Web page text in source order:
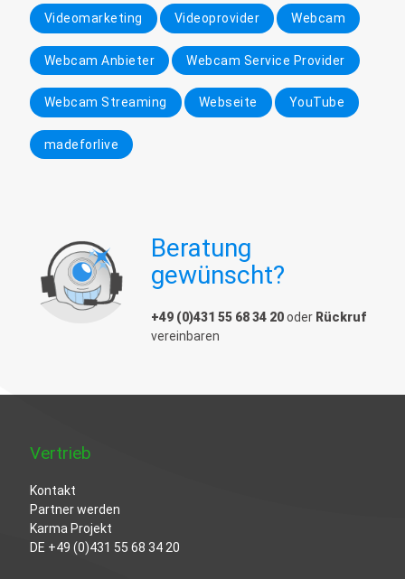
Videomarketing Videoprovider Webcam
Webcam Anbieter Webcam Service Provider
Webcam Streaming Webseite YouTube
madeforlive
Beratung
gewünscht?
+49 (0)431 55 68 34 20oder Rückruf
vereinbaren
Vertrieb
Kontakt
Partner werden
Karma Projekt
DE +49 (0)431 55 68 34 20